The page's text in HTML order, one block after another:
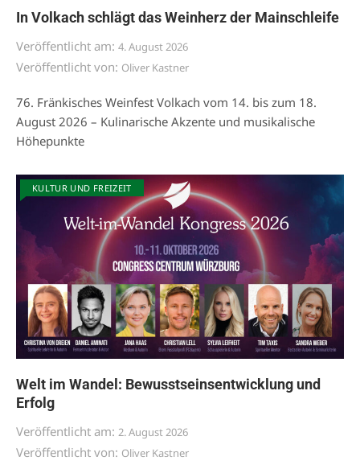
In Volkach schlägt das Weinherz der Mainschleife
Veröffentlicht am: 4. August 2026
Veröffentlicht von: Oliver Kastner
76. Fränkisches Weinfest Volkach vom 14. bis zum 18.
August 2026 – Kulinarische Akzente und musikalische
Höhepunkte
KULTUR UND FREIZEIT
Welt im Wandel: Bewusstseinsentwicklung und
Erfolg
Veröffentlicht am: 2. August 2026
Veröffentlicht von: Oliver Kastner